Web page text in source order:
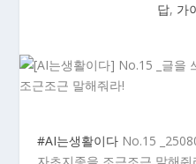
답, 가
#AI는생활이다 No.15